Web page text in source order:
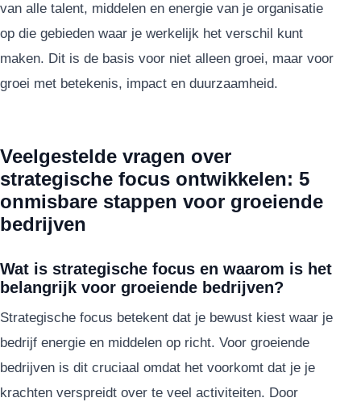
van alle talent, middelen en energie van je organisatie
op die gebieden waar je werkelijk het verschil kunt
maken. Dit is de basis voor niet alleen groei, maar voor
groei met betekenis, impact en duurzaamheid.
Veelgestelde vragen over
strategische focus ontwikkelen: 5
onmisbare stappen voor groeiende
bedrijven
Wat is strategische focus en waarom is het
belangrijk voor groeiende bedrijven?
Strategische focus betekent dat je bewust kiest waar je
bedrijf energie en middelen op richt. Voor groeiende
bedrijven is dit cruciaal omdat het voorkomt dat je je
krachten verspreidt over te veel activiteiten. Door